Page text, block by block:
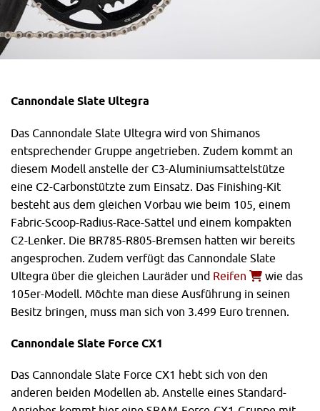
Cannondale Slate Ultegra
Das Cannondale Slate Ultegra wird von Shimanos
entsprechender Gruppe angetrieben. Zudem kommt an
diesem Modell anstelle der C3-Aluminiumsattelstütze
eine C2-Carbonstützte zum Einsatz. Das Finishing-Kit
besteht aus dem gleichen Vorbau wie beim 105, einem
Fabric-Scoop-Radius-Race-Sattel und einem kompakten
C2-Lenker. Die BR785-R805-Bremsen hatten wir bereits
angesprochen. Zudem verfügt das Cannondale Slate
Ultegra über die gleichen Lauräder und Reifen
wie das
105er-Modell. Möchte man diese Ausführung in seinen
Besitz bringen, muss man sich von 3.499 Euro trennen.
Cannondale Slate Force CX1
Das Cannondale Slate Force CX1 hebt sich von den
anderen beiden Modellen ab. Anstelle eines Standard-